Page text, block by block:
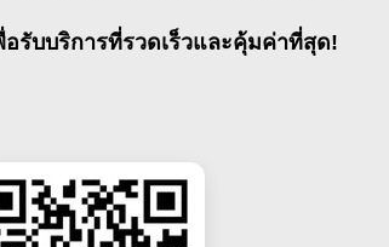
อรับบริการที่รวดเร็วและคุ้มค่าที่สุด!